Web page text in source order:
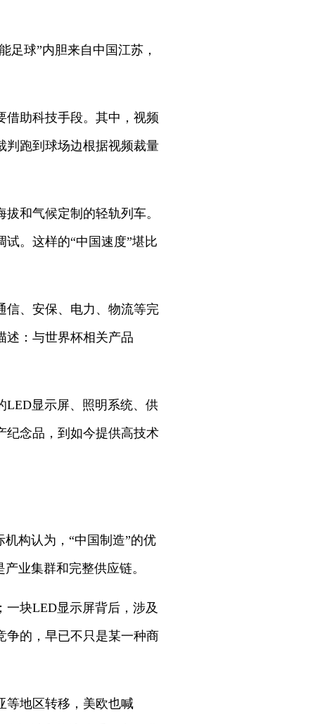
足球”内胆来自中国江苏，
借助科技手段。其中，视频
判跑到球场边根据视频裁量
和气候定制的轻轨列车。
。这样的“中国速度”堪比
信、安保、电力、物流等完
述：与世界杯相关产品
LED显示屏、照明系统、供
纪念品，到如今提供高技术
构认为，“中国制造”的优
业集群和完整供应链。
块LED显示屏背后，涉及
的，早已不只是某一种商
等地区转移，美欧也喊